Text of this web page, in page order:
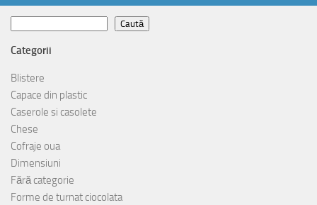
Caută
Categorii
Blistere
Capace din plastic
Caserole si casolete
Chese
Cofraje oua
Dimensiuni
Fără categorie
Forme de turnat ciocolata